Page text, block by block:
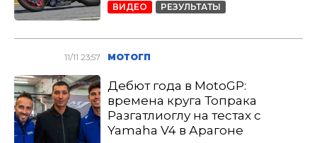
ВИДЕО РЕЗУЛЬТАТЫ
11/11 23:57 МОТОГП
Дебют года в MotoGP:
времена круга Топрака
Разгатлиоглу на тестах с
Yamaha V4 в Арагоне